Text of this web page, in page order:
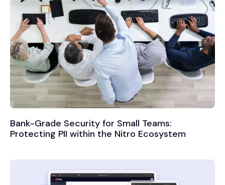
Bank-Grade Security for Small Teams:
Protecting PII within the Nitro Ecosystem